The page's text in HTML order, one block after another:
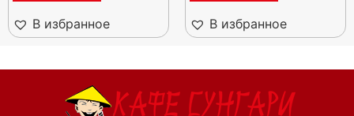
В избранное В избранное